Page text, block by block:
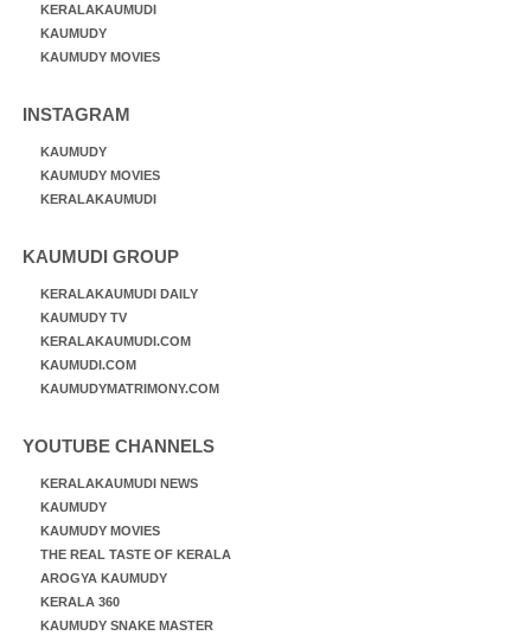
KERALAKAUMUDI
KAUMUDY
KAUMUDY MOVIES
INSTAGRAM
KAUMUDY
KAUMUDY MOVIES
KERALAKAUMUDI
KAUMUDI GROUP
KERALAKAUMUDI DAILY
KAUMUDY TV
KERALAKAUMUDI.COM
KAUMUDI.COM
KAUMUDYMATRIMONY.COM
YOUTUBE CHANNELS
KERALAKAUMUDI NEWS
KAUMUDY
KAUMUDY MOVIES
THE REAL TASTE OF KERALA
AROGYA KAUMUDY
KERALA 360
KAUMUDY SNAKE MASTER